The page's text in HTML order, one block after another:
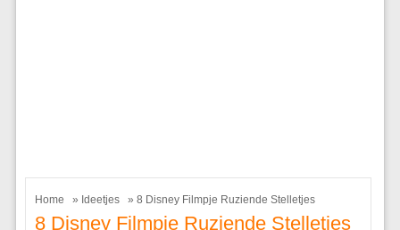
Home » Ideetjes » 8 Disney Filmpje Ruziende Stelletjes
8 Disney Filmpje Ruziende Stelletjes